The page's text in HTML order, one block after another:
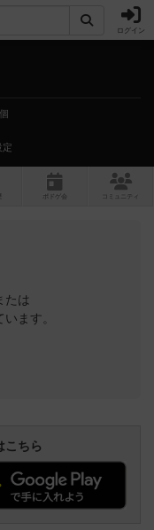
ログイン
定
ボ ドゲ コミュニティ
たは
ます。
こちら